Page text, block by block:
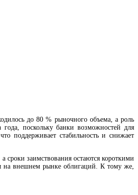
до 80 % рыночного объема, а роль
года, поскольку банки возможностей для
поддерживает стабильность и снижает
заимствования остаются короткими
на внешнем рынке облигаций. К тому же,